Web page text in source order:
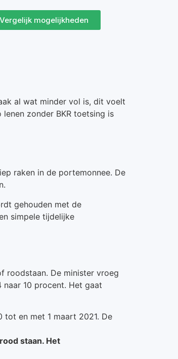
Vergelijk mogelijkheden
al wat minder vol is, dit voelt
zonder BKR toetsing is
raken in de portemonnee. De
gehouden met de
simpele tijdelijke
roodstaan. De minister vroeg
10 procent. Het gaat
tot en met 1 maart 2021. De
staan. Het